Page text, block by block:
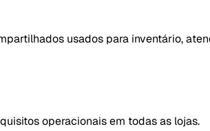
usados para inventário,
operacionais em todas as lojas.